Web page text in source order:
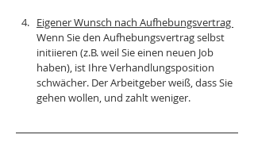
Eigener Wunsch nach Aufhebungsvertrag
Wenn Sie den Aufhebungsvertrag selbst
initiieren (z.B. weil Sie einen neuen Job
haben), ist Ihre Verhandlungsposition
schwächer. Der Arbeitgeber weiß, dass Sie
gehen wollen, und zahlt weniger.